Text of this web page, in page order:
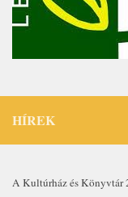
HÍREK
A Kultúrház és Könyvtár